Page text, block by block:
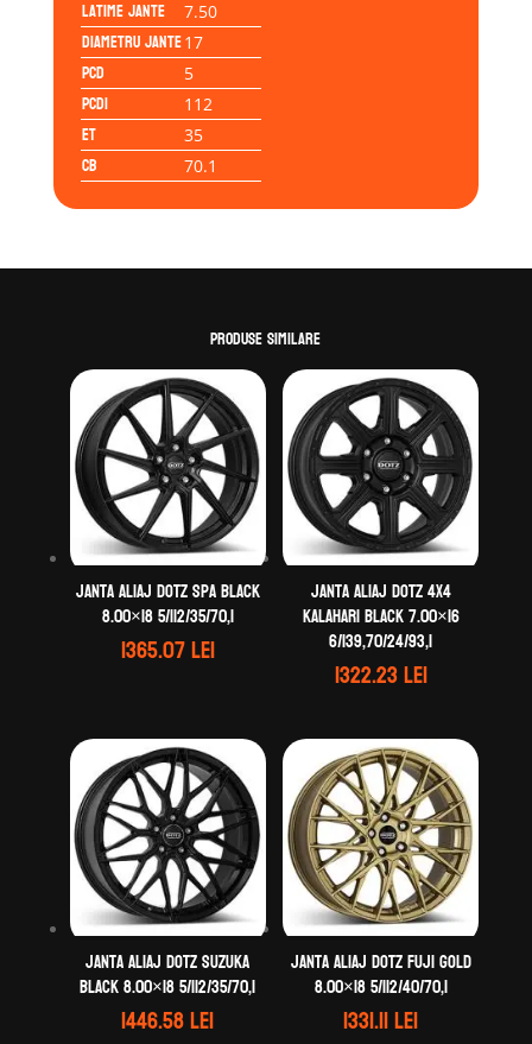
Latime jante 7.50
Diametru jante17
PCD 5
PCD1 112
ET 35
CB 70.1
Produse similare
Janta aliaj DOTZ Spa black
8.00×18 5/112/35/70,1
1365.07lei
Janta aliaj DOTZ 4X4
Kalahari black 7.00×16
6/139,70/24/93,1
1322.23lei
Janta aliaj DOTZ Suzuka
black 8.00×18 5/112/35/70,1
1446.58lei
Janta aliaj DOTZ Fuji gold
8.00×18 5/112/40/70,1
1331.11lei